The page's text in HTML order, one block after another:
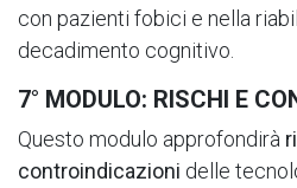
con pazienti fobici e nella
decadimento cognitivo.
7° MODULO: RISCHI E
Questo modulo approfondirà
controindicazioni delle